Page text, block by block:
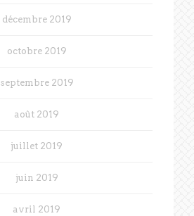
décembre 2019
octobre 2019
septembre 2019
août 2019
juillet 2019
juin 2019
avril 2019